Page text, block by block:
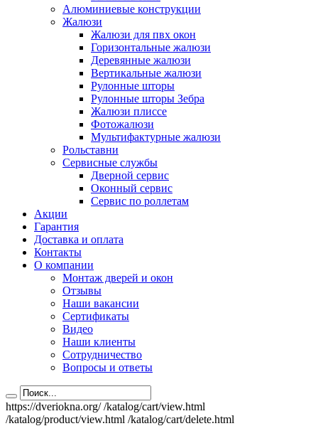
Алюминиевые конструкции
Жалюзи
Жалюзи для пвх окон
Горизонтальные жалюзи
Деревянные жалюзи
Вертикальные жалюзи
Рулонные шторы
Рулонные шторы Зебра
Жалюзи плиссе
Фотожалюзи
Мультифактурные жалюзи
Рольставни
Сервисные службы
Дверной сервис
Оконный сервис
Сервис по роллетам
Акции
Гарантия
Доставка и оплата
Контакты
О компании
Монтаж дверей и окон
Отзывы
Наши вакансии
Сертификаты
Видео
Наши клиенты
Сотрудничество
Вопросы и ответы
https://dveriokna.org/ /katalog/cart/view.html
/katalog/product/view.html /katalog/cart/delete.html